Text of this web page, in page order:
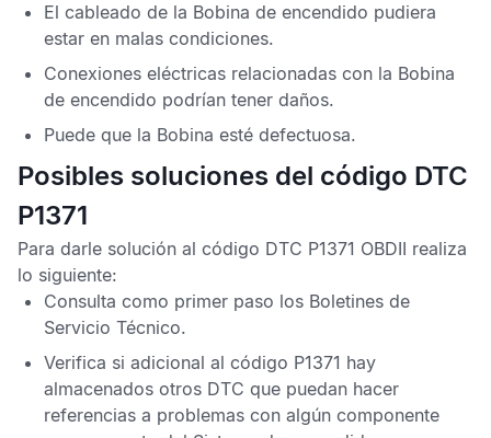
El cableado de la Bobina de encendido pudiera
estar en malas condiciones.
Conexiones eléctricas relacionadas con la Bobina
de encendido podrían tener daños.
Puede que la Bobina esté defectuosa.
Posibles soluciones del código DTC
P1371
Para darle solución al código DTC P1371 OBDII realiza
lo siguiente:
Consulta como primer paso los Boletines de
Servicio Técnico.
Verifica si adicional al código P1371 hay
almacenados otros DTC que puedan hacer
referencias a problemas con algún componente